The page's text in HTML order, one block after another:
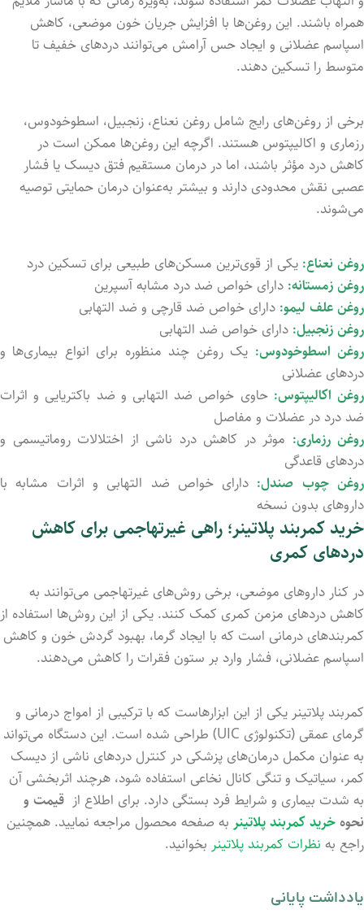
همراه باشند. این روغن‌ها با افزایش جریان خون موضعی، کاهش
اسپاسم عضلانی و ایجاد حس آرامش می‌توانند دردهای خفیف تا
متوسط را تسکین دهند.
برخی از روغن‌های رایج شامل روغن نعناع، زنجبیل، اسطوخودوس،
رزماری و اکالیپتوس هستند. اگرچه این روغن‌ها ممکن است در
کاهش درد مؤثر باشند، اما در درمان مستقیم فتق دیسک یا فشار
عصبی نقش محدودی دارند و بیشتر به‌عنوان درمان حمایتی توصیه
می‌شوند.
روغن نعناع: یکی از قوی‌ترین مسکن‌های طبیعی برای تسکین درد
روغن زمستانه: دارای خواص ضد درد مشابه آسپرین
روغن علف لیمو: دارای خواص ضد قارچی و ضد التهابی
روغن زنجبیل: دارای خواص ضد التهابی
روغن اسطوخودوس: یک روغن چند منظوره برای انواع بیماری‌ها و
دردهای عضلانی
روغن اکالیپتوس: حاوی خواص ضد التهابی و ضد باکتریایی و اثرات
ضد درد در عضلات و مفاصل
روغن رزماری: موثر در کاهش درد ناشی از اختلالات روماتیسمی و
دردهای قاعدگی
روغن چوب صندل: دارای خواص ضد التهابی و اثرات مشابه با
داروهای بدون نسخه
خرید کمربند پلاتینر؛ راهی غیرتهاجمی برای کاهش
دردهای کمری
در کنار داروهای موضعی، برخی روش‌های غیرتهاجمی می‌توانند به
کاهش دردهای مزمن کمری کمک کنند. یکی از این روش‌ها استفاده از
کمربندهای درمانی است که با ایجاد گرما، بهبود گردش خون و کاهش
اسپاسم عضلانی، فشار وارد بر ستون فقرات را کاهش می‌دهند.
کمربند پلاتینر یکی از این ابزارهاست که با ترکیبی از امواج درمانی و
گرمای عمقی (تکنولوژی UIC) طراحی شده است. این دستگاه می‌تواند
به عنوان مکمل درمان‌های پزشکی در کنترل دردهای ناشی از دیسک
کمر، سیاتیک و تنگی کانال نخاعی استفاده شود، هرچند اثربخشی آن
به شدت بیماری و شرایط فرد بستگی دارد. برای اطلاع از قیمت و
نحوهخرید کمربند پلاتینر به صفحه محصول مراجعه نمایید. همچنین
راجع به نظرات کمربند پلاتینر بخوانید.
یادداشت پایانی